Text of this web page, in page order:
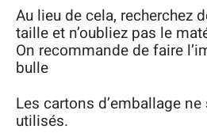
Au lieu de cela, recherchez
taille et n’oubliez pas le
On recommande de faire
bulle
Les cartons d’emballage
utilisés.